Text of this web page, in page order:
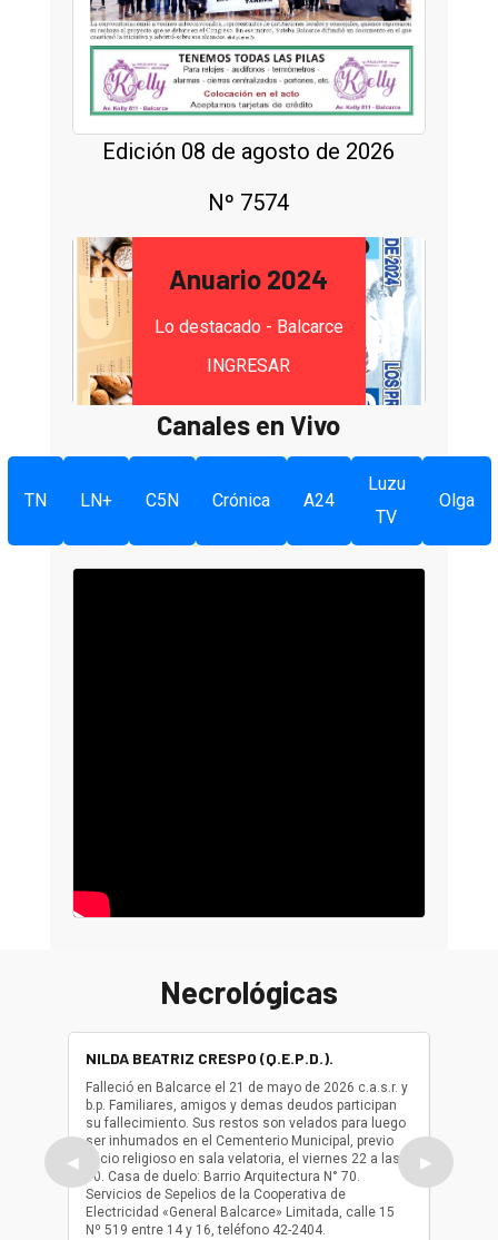
Edición 08 de agosto de 2026
Nº 7574
Anuario 2024
Lo destacado - Balcarce
INGRESAR
Canales en Vivo
TN LN+ C5N Crónica A24
Luzu
TV
Olga
Necrológicas
◀
NILDA BEATRIZ CRESPO (Q.E.P.D.).
Falleció en Balcarce el 21 de mayo de 2026 c.a.s.r. y
b.p. Familiares, amigos y demas deudos participan
su fallecimiento. Sus restos son velados para luego
ser inhumados en el Cementerio Municipal, previo
oficio religioso en sala velatoria, el viernes 22 a las
10. Casa de duelo: Barrio Arquitectura N° 70.
Servicios de Sepelios de la Cooperativa de
Electricidad «General Balcarce» Limitada, calle 15
Nº 519 entre 14 y 16, teléfono 42-2404.
ser
oficio
▶